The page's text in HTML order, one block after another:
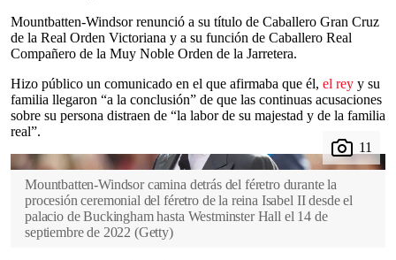
Mountbatten-Windsor renunció a su título de Caballero Gran Cruz
de la Real Orden Victoriana y a su función de Caballero Real
Compañero de la Muy Noble Orden de la Jarretera.
Hizo público un comunicado en el que afirmaba que él, el rey y su
familia llegaron “a la conclusión” de que las continuas acusaciones
sobre su persona distraen de “la labor de su majestad y de la familia
real”.
Mountbatten-Windsor camina detrás del féretro durante la
procesión ceremonial del féretro de la reina Isabel II desde el
palacio de Buckingham hasta Westminster Hall el 14 de
septiembre de 2022 (Getty)